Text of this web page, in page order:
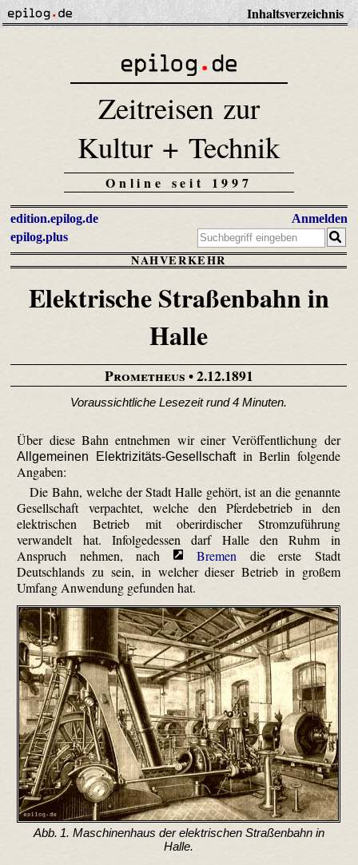
Inhaltsverzeichnis
Zeitreisen zur
Kultur + Technik
Online seit 1997
edition.epilog.de
epilog.plus
Anmelden
NAHVERKEHR
Elektrische Straßenbahn in
Halle
Prometheus• 2.12.1891
Voraussichtliche Lesezeit rund 4 Minuten.
Über diese Bahn entnehmen wir einer Veröffentlichung der
Allgemeinen Elektrizitäts-Gesellschaftin Berlin folgende
Angaben:
Die Bahn, welche der Stadt Halle gehört, ist an die genannte
Gesellschaft verpachtet, welche den Pferdebetrieb in den
elektrischen Betrieb mit oberirdischer Stromzuführung
verwandelt hat. Infolgedessen darf Halle den Ruhm in
Anspruch nehmen, nach
Bremen die erste Stadt
Deutschlands zu sein, in welcher dieser Betrieb in großem
Umfang Anwendung gefunden hat.
Abb. 1. Maschinenhaus der elektrischen Straßenbahn in
Halle.